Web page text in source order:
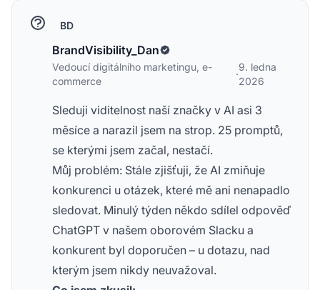
BD
BrandVisibility_Dan
Vedoucí digitálního marketingu, e-
commerce
·
9. ledna
2026
Sleduji viditelnost naší značky v AI asi 3
měsíce a narazil jsem na strop. 25 promptů,
se kterými jsem začal, nestačí.
Můj problém: Stále zjišťuji, že AI zmiňuje
konkurenci u otázek, které mě ani nenapadlo
sledovat. Minulý týden někdo sdílel odpověď
ChatGPT v našem oborovém Slacku a
konkurent byl doporučen – u dotazu, nad
kterým jsem nikdy neuvažoval.